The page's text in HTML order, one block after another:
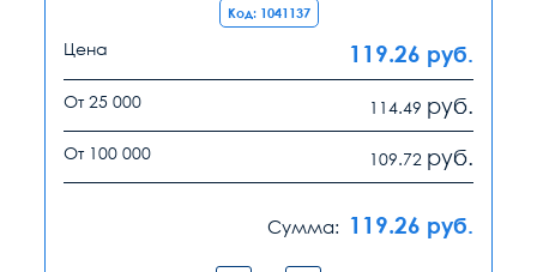
Код: 1041137
Цена 119.26 руб.
От 25 000 114.49 руб.
От 100 000 109.72 руб.
Сумма: 119.26 руб.